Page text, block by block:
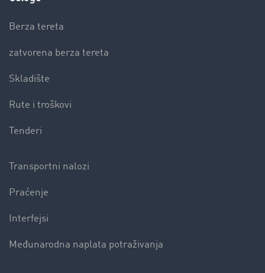
Berza tereta
zatvorena berza tereta
Skladište
Rute i troškovi
Tenderi
Transportni nalozi
Praćenje
Interfejsi
Međunarodna naplata potraživanja